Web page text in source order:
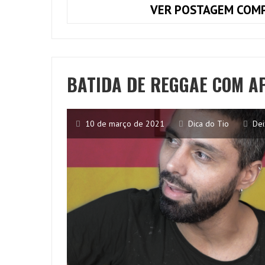
VER POSTAGEM
BATIDA DE REGGAE COM
10 de março de 2021 Dica do Tio